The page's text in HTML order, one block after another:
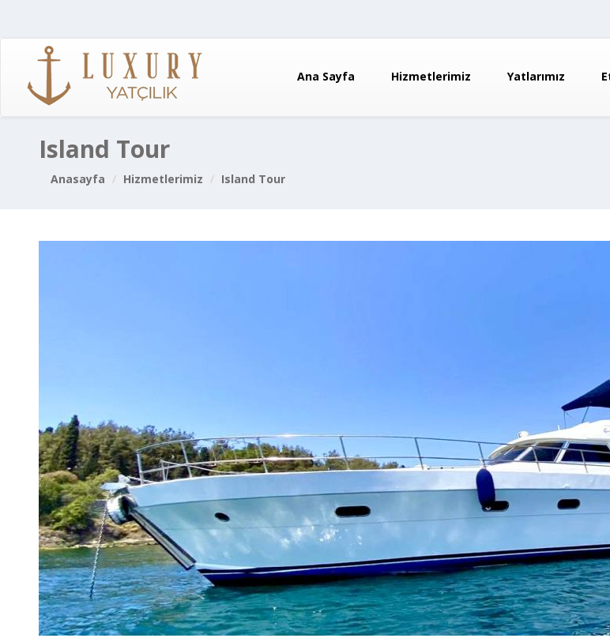
Ana Sayfa Hizmetlerimiz Yatlarımız
Island Tour
Anasayfa Hizmetlerimiz Island Tour